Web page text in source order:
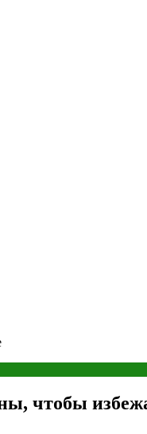
чтобы